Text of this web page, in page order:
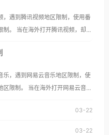
，遇到腾讯视频地区限制，使用番
频，却突
样，出现地区及版权限制问题，且
问题的朋友们，
器，即可解决「海外用户收听腾讯
大、澳大利亚、欧洲等国家和地区
乐，遇到网易云音乐地区限制，使
外打开网易云音
利亚、欧洲等国家和地区时，网易
03-22
03-22